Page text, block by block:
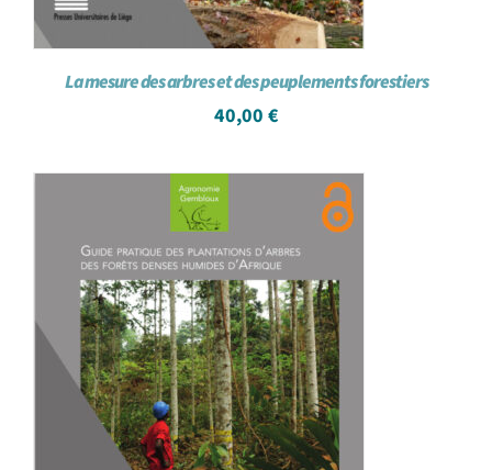
La mesure des arbres et des peuplements forestiers
40,00 €